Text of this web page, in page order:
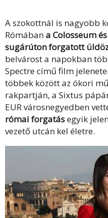
A szokottnál is nagyobb
Rómábana Colosseum
sugárúton forgatott
belvárost a napokban
Spectre című film
többek között az ókori
rakpartján, a Sixtus
EUR városnegyedben
római forgatásegyik
vezető utcán kel életre.